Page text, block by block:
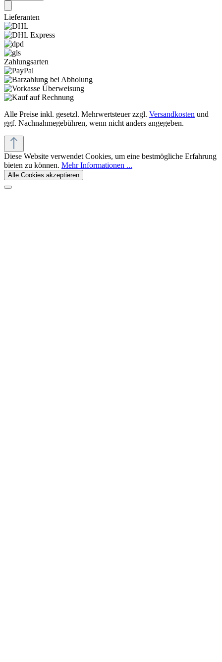
Lieferanten
Zahlungsarten
Alle Preise inkl. gesetzl. Mehrwertsteuer zzgl. Versandkosten und
ggf. Nachnahmegebühren, wenn nicht anders angegeben.
Diese Website verwendet Cookies, um eine bestmögliche Erfahrung
bieten zu können. Mehr Informationen ...
Alle Cookies akzeptieren